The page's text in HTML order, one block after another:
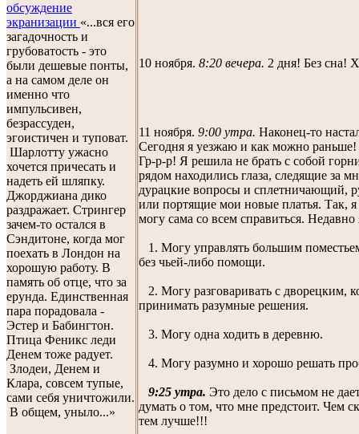
обсуждение
экранизации «...вся его
загадочность и
грубоватость - это
были дешевые понты,
а на самом деле он
именно что
импульсивен,
безрассуден,
эгоистичен и туповат.
Шарлотту ужасно
хочется причесать и
надеть ей шляпку.
Джорджиана дико
раздражает. Стрингер
зачем-то остался в
Сэндитоне, когда мог
поехать в Лондон на
хорошую работу. В
память об отце, что за
ерунда. Единственная
пара порадовала -
Эстер и Бабингтон.
Птица Феникс леди
Денем тоже радует.
Злодеи, Денем и
Клара, совсем тупые,
сами себя уничтожили.
В общем, уныло...»
10 ноября. 8:20 вечера. 2 дня! Без сна!
11 ноября. 9:00 утра. Наконец-то
Сегодня я уезжаю и как можно
Гр-р-р! Я решила не брать с собой
рядом находились глаза, следящие за
дурацкие вопросы и сплетничающий,
или портящие мои новые платья. Так,
могу сама со всем справиться.
1. Могу управлять большим
без чьей-либо помощи.
2. Могу разговаривать с дворецким,
принимать разумные решения.
3. Могу одна ходить в деревню.
4. Могу разумно и хорошо решать
9:25 утра. Это дело с письмом не
думать о том, что мне предстоит. Чем
тем лучше!!!